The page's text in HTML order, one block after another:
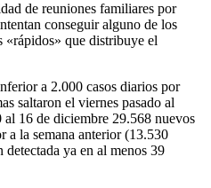
de reuniones familiares por
conseguir alguno de los
«rápidos» que distribuye el
a 2.000 casos diarios por
saltaron el viernes pasado al
16 de diciembre 29.568 nuevos
a la semana anterior (13.530
ya en al menos 39